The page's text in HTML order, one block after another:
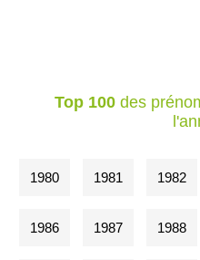
Top 100des
1980 1981 1982
1986 1987 1988